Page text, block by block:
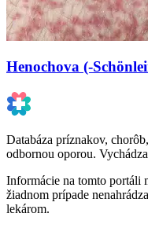
Henochova (-
Databáza príznakov,
odbornou oporou.
Informácie na tomto portáli
žiadnom prípade
lekárom.